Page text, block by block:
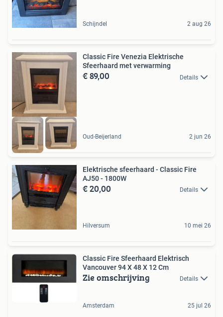
Schijndel 2 aug 26
Classic Fire Venezia Elektrische
Sfeerhaard met verwarming
€ 89,00 Details
Oud-Beijerland 2 jun 26
Elektrische sfeerhaard - Classic Fire
AJ50 - 1800W
€ 20,00 Details
Hilversum 10 mei 26
Classic Fire Sfeerhaard Elektrisch
Vancouver 94 X 48 X 12 Cm
Zie omschrijving Details
Amsterdam 25 jul 26